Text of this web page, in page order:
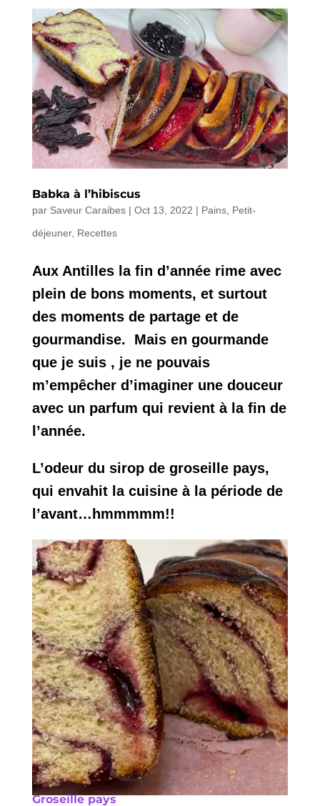
Babka à l’hibiscus
par Saveur Caraibes| Oct 13, 2022 | Pains, Petit-
déjeuner, Recettes
Aux Antilles la fin d’année rime avec
plein de bons moments, et surtout
des moments de partage et de
gourmandise. Mais en gourmande
que je suis , je ne pouvais
m’empêcher d’imaginer une douceur
avec un parfum qui revient à la fin de
l’année.
L’odeur du sirop de groseille pays,
qui envahit la cuisine à la période de
l’avant…hmmmmm!!
Groseille pays